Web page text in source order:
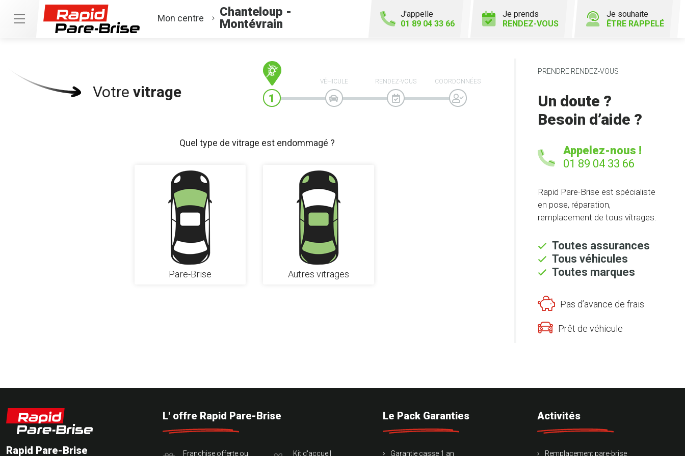
Mon centre
Chanteloup -
Montévrain
J'appelle
01 89 04 33 66
Je prends
RENDEZ-VOUS
Je souhaite
ÊTRE RAPPELÉ
Votre vitrage
VÉHICULE RENDEZ-VOUS COORDONNÉES
Quel type de vitrage est endommagé ?
Pare-Brise Autres vitrages
PRENDRE RENDEZ-VOUS
Un doute ?
Besoin d’aide ?
Appelez-nous !
01 89 04 33 66
Rapid Pare-Brise est spécialiste
en pose, réparation,
remplacement de tous vitrages.
Toutes assurances
Tous véhicules
Toutes marques
Pas d’avance de frais
Prêt de véhicule
Rapid Pare-Brise
L' offre Rapid Pare-Brise
Franchise offerte ou Kit d'accueil
Le Pack Garanties
Garantie casse 1 an
Activités
Remplacement pare-brise